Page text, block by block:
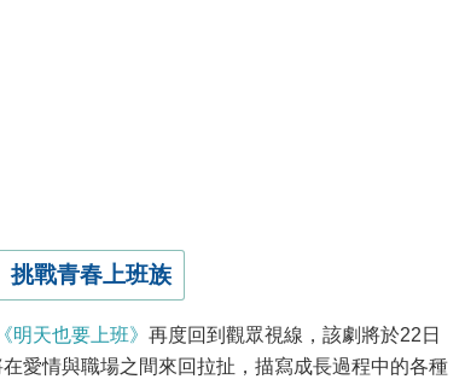
挑戰青春上班族
《明天也要上班》 再度回到觀眾視線，該劇將於22日
愛情與職場之間來回拉扯，描寫成長過程中的各種